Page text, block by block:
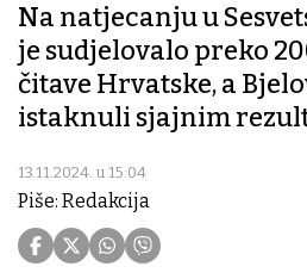
Na natjecanju u
je sudjelovalo preko
čitave Hrvatske, a
istaknuli sjajnim
13.11.2024. u 15:04
Piše: Redakcija